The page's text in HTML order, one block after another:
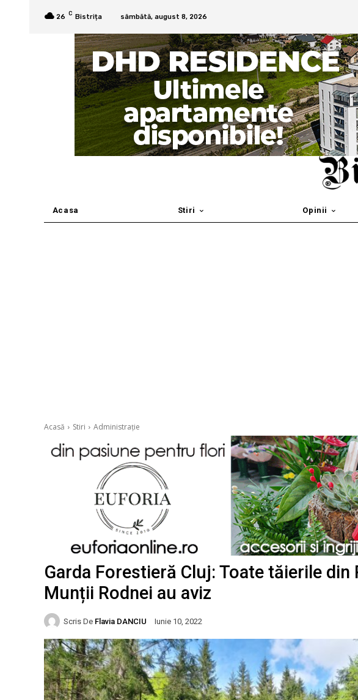
26 C Bistrița sâmbătă, august 8, 2026
Acasa Stiri Opinii
Acasă Stiri Administrație
Garda Forestieră Cluj: Toate tăierile din
Munții Rodnei au aviz
Scris De Flavia DANCIU Iunie 10, 2022